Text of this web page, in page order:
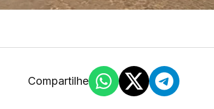
Compartilhe